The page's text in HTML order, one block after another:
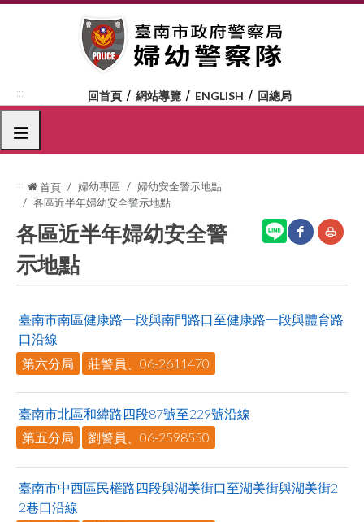
跳
容
塊
::: 回首頁 網站導覽 ENGLISH 回總局
選單
::: 首頁 婦幼專區
婦幼安全警示地點
各區近半年婦幼安全警示地點
各區近半年婦幼安全警
示地點
分
列
臺南市南區健康路一段與南門路口至健康路一段與體育路
口沿線
第六分局
莊警員、06-2611470
臺南市北區和緯路四段87號至229號沿線
第五分局
劉警員、06-2598550
臺南市中西區民權路四段與湖美街口至湖美街與湖美街2
2巷口沿線